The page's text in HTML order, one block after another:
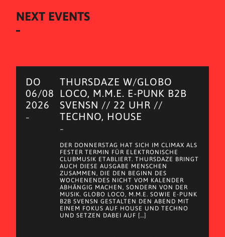
NEXT EVENTS
DO
06/08
2026
–
THURSDAZE W/GLOBO
LOCO, M.M.E. E-PUNK B2B
SVENSN // 22 UHR //
TECHNO, HOUSE
–
DER DONNERSTAG HAT SICH IM CLIMAX ALS
FESTER TERMIN FÜR ELEKTRONISCHE
CLUBMUSIK ETABLIERT. THURSDAZE BRINGT
AUCH DIESE AUSGABE MENSCHEN
ZUSAMMEN, DIE DEN BEGINN DES
WOCHENENDES NICHT VOM KALENDER
ABHÄNGIG MACHEN, SONDERN VON DER
MUSIK. GLOBO LOCO, M.M.E. SOWIE E-PUNK
B2B SVENSN GESTALTEN DEN ABEND MIT
EINEM FOKUS AUF HOUSE UND TECHNO
UND SETZEN DABEI AUF […]